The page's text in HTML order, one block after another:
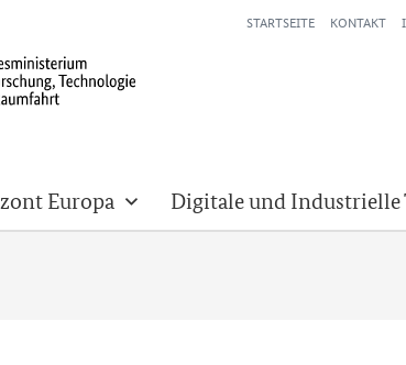
STARTSEITE KONTAKT
Europa Digitale und Industrielle